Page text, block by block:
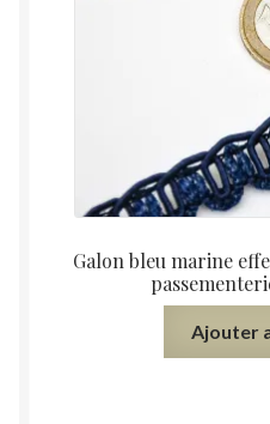
Galon bleu marine
Ajouter